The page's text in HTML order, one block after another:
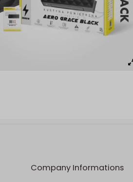
Company Informations